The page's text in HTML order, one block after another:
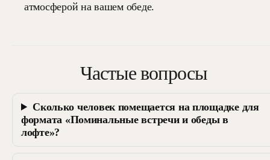
атмосферой на вашем обеде.
Частые вопросы
Сколько человек помещается на площадке для
формата «Поминальные встречи и обеды в
лофте»?